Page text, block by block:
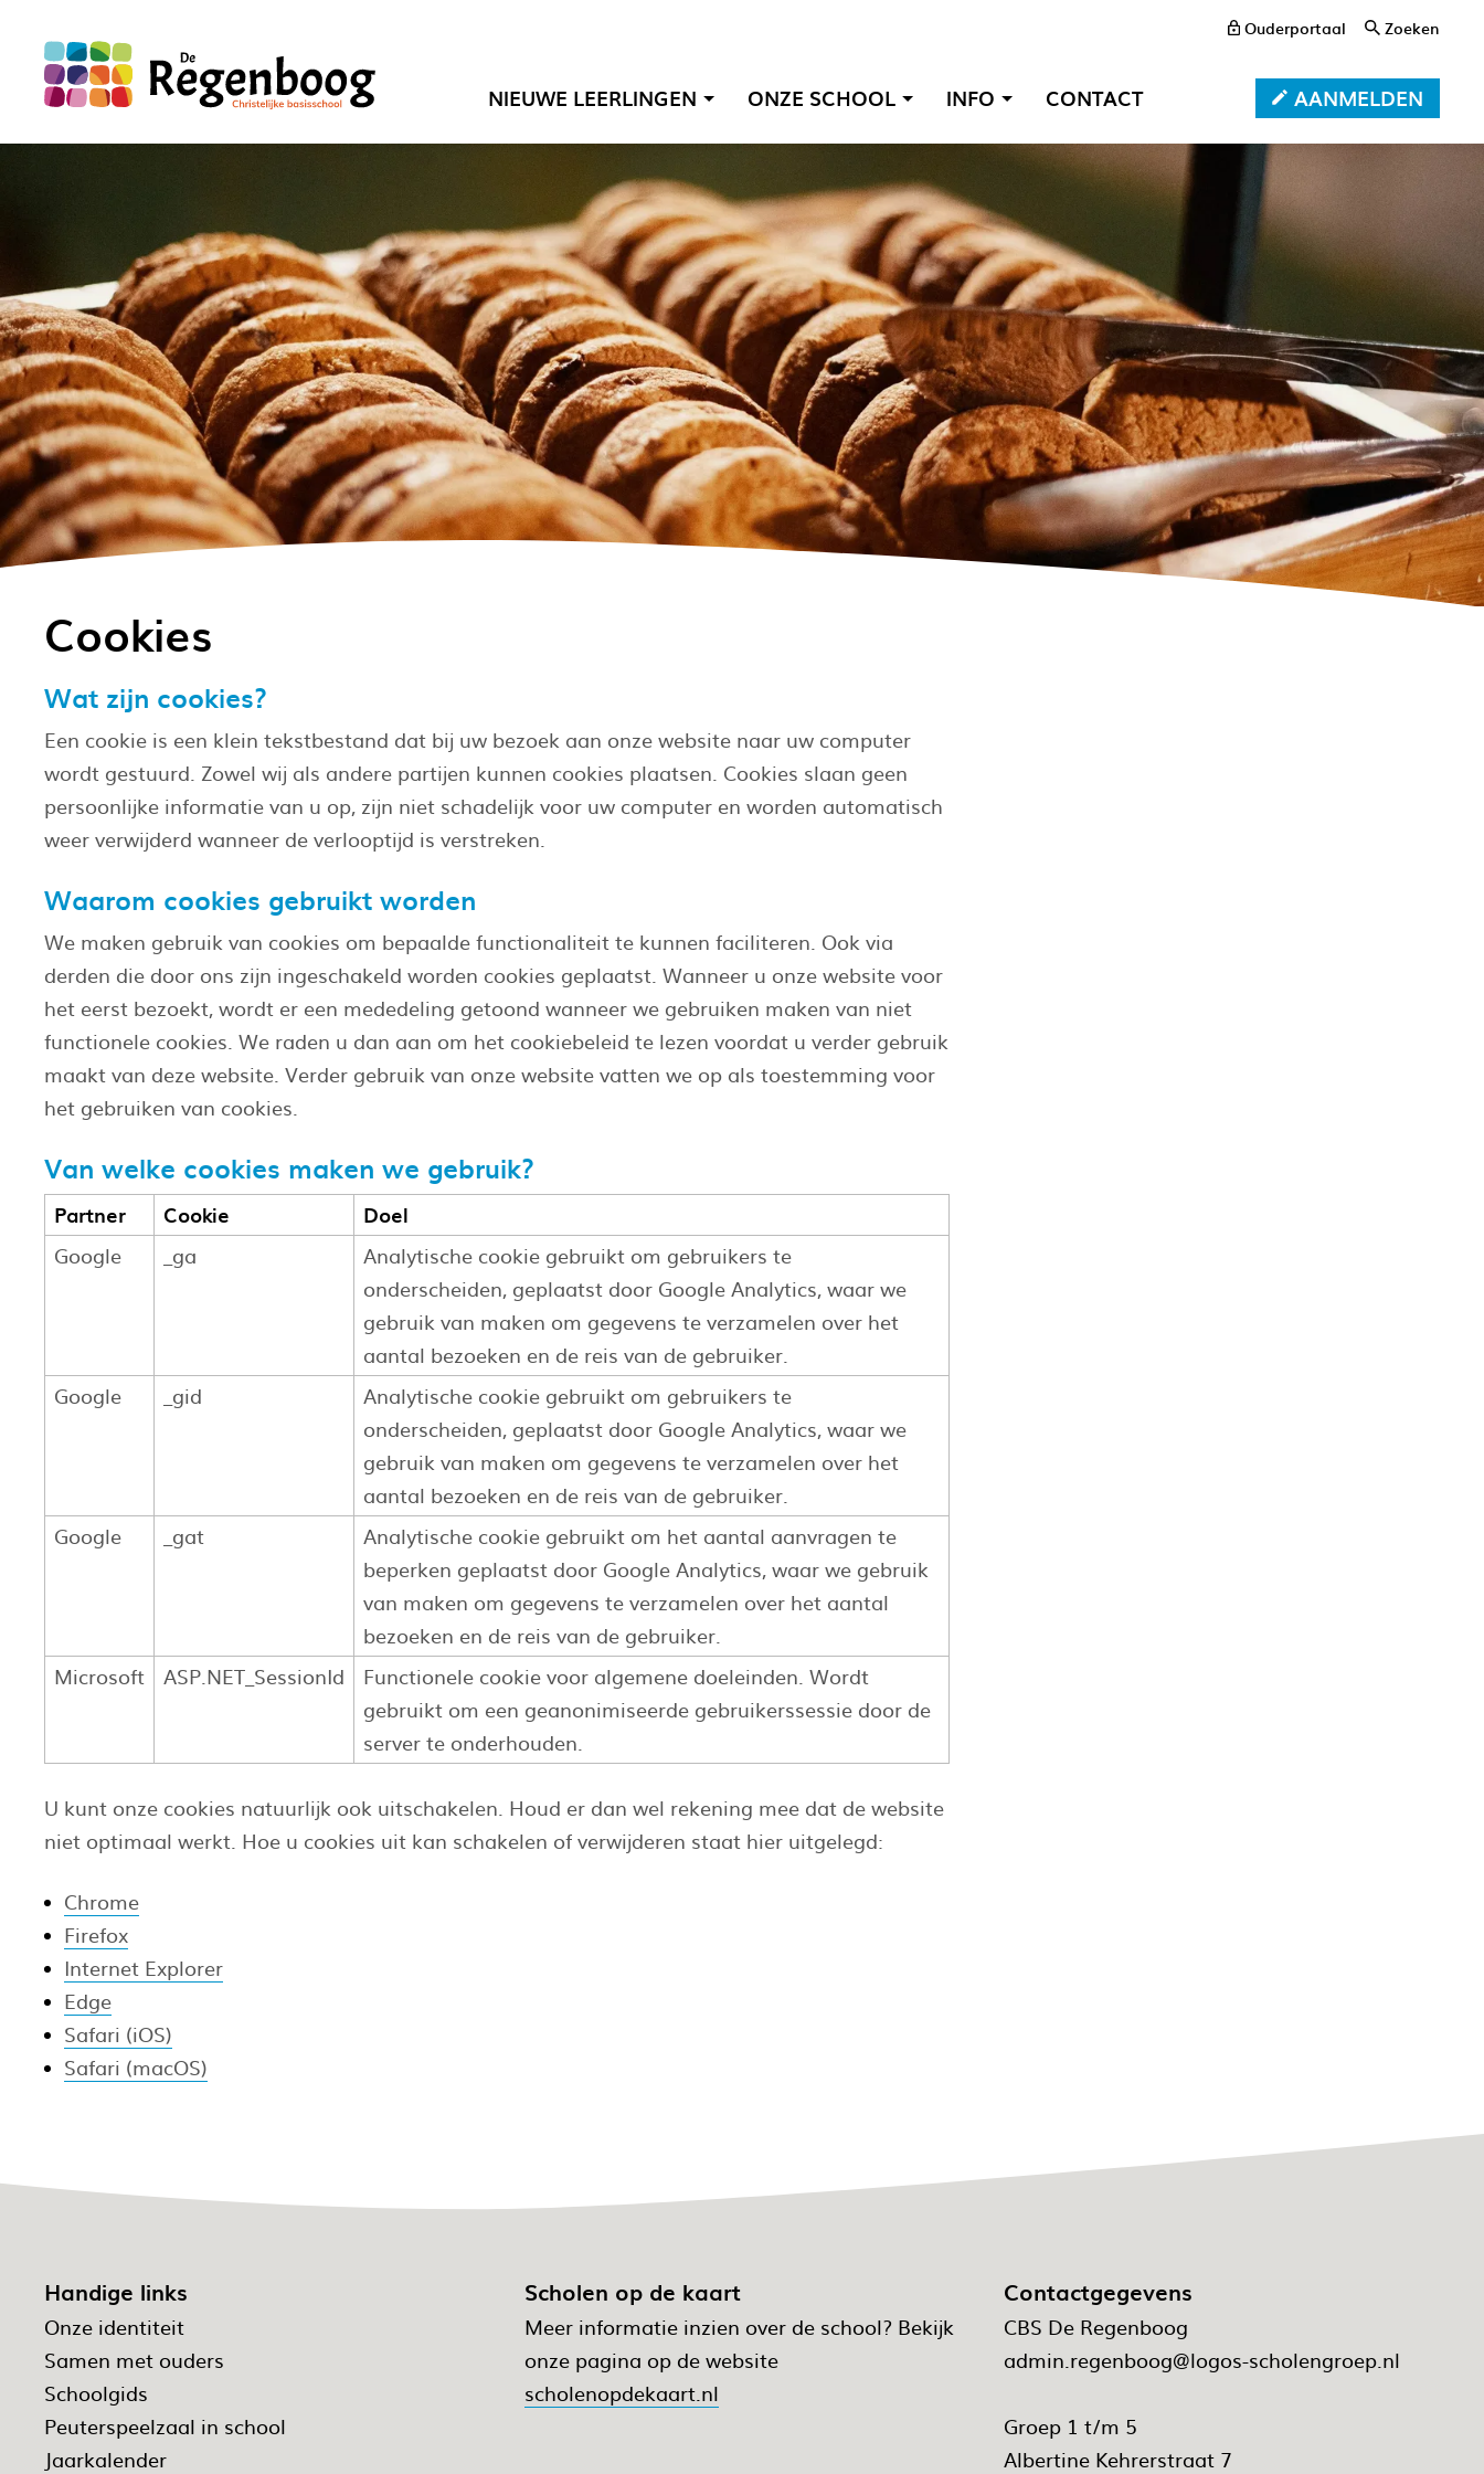
Ouderportaal Zoeken
NIEUWE LEERLINGEN ONZE SCHOOL INFO CONTACT AANMELDEN
Cookies
Wat zijn cookies?
Een cookie is een klein tekstbestand dat bij uw bezoek aan onze website naar uw computer
wordt gestuurd. Zowel wij als andere partijen kunnen cookies plaatsen. Cookies slaan geen
persoonlijke informatie van u op, zijn niet schadelijk voor uw computer en worden automatisch
weer verwijderd wanneer de verlooptijd is verstreken.
Waarom cookies gebruikt worden
We maken gebruik van cookies om bepaalde functionaliteit te kunnen faciliteren. Ook via
derden die door ons zijn ingeschakeld worden cookies geplaatst. Wanneer u onze website voor
het eerst bezoekt, wordt er een mededeling getoond wanneer we gebruiken maken van niet
functionele cookies. We raden u dan aan om het cookiebeleid te lezen voordat u verder gebruik
maakt van deze website. Verder gebruik van onze website vatten we op als toestemming voor
het gebruiken van cookies.
Van welke cookies maken we gebruik?
Partner Cookie
Doel
Google
_ga
Analytische cookie gebruikt om gebruikers te
onderscheiden, geplaatst door Google Analytics, waar we
gebruik van maken om gegevens te verzamelen over het
aantal bezoeken en de reis van de gebruiker.
Google
_gid
Analytische cookie gebruikt om gebruikers te
onderscheiden, geplaatst door Google Analytics, waar we
gebruik van maken om gegevens te verzamelen over het
aantal bezoeken en de reis van de gebruiker.
Google
_gat
Analytische cookie gebruikt om het aantal aanvragen te
beperken geplaatst door Google Analytics, waar we gebruik
van maken om gegevens te verzamelen over het aantal
bezoeken en de reis van de gebruiker.
Microsoft
ASP.NET_SessionId
Functionele cookie voor algemene doeleinden. Wordt
gebruikt om een geanonimiseerde gebruikerssessie door de
server te onderhouden.
U kunt onze cookies natuurlijk ook uitschakelen. Houd er dan wel rekening mee dat de website
niet optimaal werkt. Hoe u cookies uit kan schakelen of verwijderen staat hier uitgelegd:
Chrome
Firefox
Internet Explorer
Edge
Safari (iOS)
Safari (macOS)
Handige links
Onze identiteit
Samen met ouders
Schoolgids
Peuterspeelzaal in school
Jaarkalender
Scholen op de kaart
Meer informatie inzien over de school? Bekijk
onze pagina op de website
scholenopdekaart.nl
Contactgegevens
CBS De Regenboog
admin.regenboog@logos-scholengroep.nl
Groep 1 t/m 5
Albertine Kehrerstraat 7